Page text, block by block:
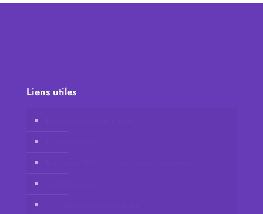
Liens utiles